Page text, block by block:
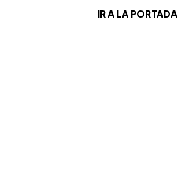
IR A LA PORTADA